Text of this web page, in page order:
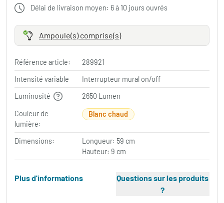
Délai de livraison moyen: 6 à 10 jours ouvrés
Ampoule(s) comprise(s)
Référence article:
289921
Intensité variable
Interrupteur mural on/off
Luminosité
2650 Lumen
Couleur de
lumière:
Blanc chaud
Dimensions:
Longueur: 59 cm
Hauteur: 9 cm
Plus d'informations
Questions sur les produits
?